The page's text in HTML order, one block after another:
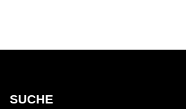
SUCHE